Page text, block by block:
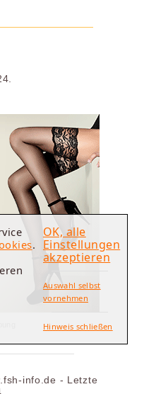
info.de - Letzte
.
OK, alle
Einstellungen
akzeptieren
Auswahl selbst
vornehmen
Hinweis schließen